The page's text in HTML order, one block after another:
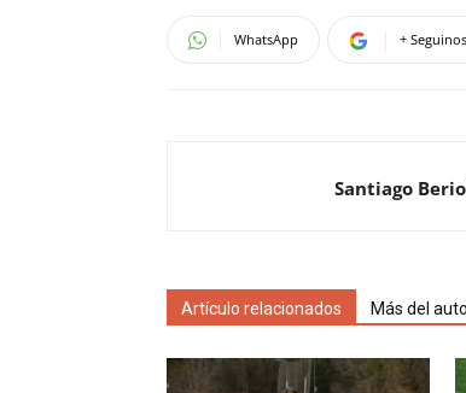
WhatsApp +
Santiago
Artículo relacionados Más del